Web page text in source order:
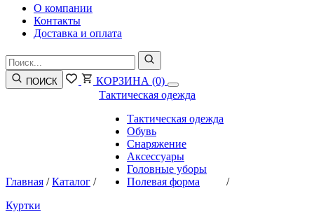
О компании
Контакты
Доставка и оплата
ПОИСК КОРЗИНА (0)
Главная /Каталог /
Тактическая одежда
Тактическая одежда
Обувь
Снаряжение
Аксессуары
Головные уборы
Полевая форма
/
Куртки